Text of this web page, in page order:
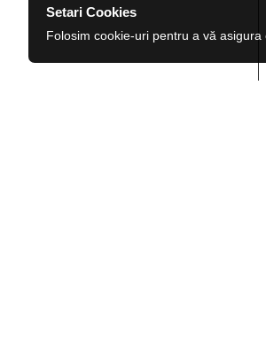
Setari Cookies
Folosim cookie-uri pentru a vă